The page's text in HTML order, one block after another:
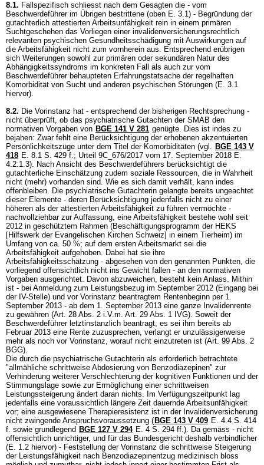
8.1. Fallspezifisch schliesst nach dem Gesagten die - vom
Beschwerdeführer im Übrigen bestrittene (oben E. 3.1) - Begründung der
gutachterlich attestierten Arbeitsunfähigkeit rein in einem primären
Suchtgeschehen das Vorliegen einer invalidenversicherungsrechtlich
relevanten psychischen Gesundheitsschädigung mit Auswirkungen auf
die Arbeitsfähigkeit nicht zum vornherein aus. Entsprechend erübrigen
sich Weiterungen sowohl zur primären oder sekundären Natur des
Abhängigkeitssyndroms im konkreten Fall als auch zur vom
Beschwerdeführer behaupteten Erfahrungstatsache der regelhaften
Komorbidität von Sucht und anderen psychischen Störungen (E. 3.1
hiervor).
8.2. Die Vorinstanz hat - entsprechend der bisherigen Rechtsprechung -
nicht überprüft, ob das psychiatrische Gutachten der SMAB den
normativen Vorgaben von BGE 141 V 281 genügte. Dies ist indes zu
bejahen: Zwar fehlt eine Berücksichtigung der erhobenen akzentuierten
Persönlichkeitszüge unter dem Titel der Komorbiditäten (vgl. BGE 143 V
418 E. 8.1 S. 429 f.; Urteil 9C_676/2017 vom 17. September 2018 E.
4.2.1.3). Nach Ansicht des Beschwerdeführers berücksichtigt die
gutachterliche Einschätzung zudem soziale Ressourcen, die in Wahrheit
nicht (mehr) vorhanden sind. Wie es sich damit verhält, kann indes
offenbleiben. Die psychiatrische Gutachterin gelangte bereits ungeachtet
dieser Elemente - deren Berücksichtigung jedenfalls nicht zu einer
höheren als der attestierten Arbeitsfähigkeit zu führen vermöchte -
nachvollziehbar zur Auffassung, eine Arbeitsfähigkeit bestehe wohl seit
2012 in geschütztem Rahmen (Beschäftigungsprogramm der HEKS
[Hilfswerk der Evangelischen Kirchen Schweiz] in einem Tierheim) im
Umfang von ca. 50 %; auf dem ersten Arbeitsmarkt sei die
Arbeitsfähigkeit aufgehoben. Dabei hat sie ihre
Arbeitsfähigkeitsschätzung - abgesehen von den genannten Punkten, die
vorliegend offensichtlich nicht ins Gewicht fallen - an den normativen
Vorgaben ausgerichtet. Davon abzuweichen, besteht kein Anlass. Mithin
ist - bei Anmeldung zum Leistungsbezug im September 2012 (Eingang bei
der IV-Stelle) und vor Vorinstanz beantragtem Rentenbeginn per 1.
September 2013 - ab dem 1. September 2013 eine ganze Invalidenrente
zu gewähren (Art. 28 Abs. 2 i.V.m. Art. 29 Abs. 1 IVG). Soweit der
Beschwerdeführer letztinstanzlich beantragt, es sei ihm bereits ab
Februar 2013 eine Rente zuzusprechen, verlangt er unzulässigerweise
mehr als noch vor Vorinstanz, worauf nicht einzutreten ist (Art. 99 Abs. 2
BGG).
Die durch die psychiatrische Gutachterin als erforderlich betrachtete
"allmähliche schrittweise Abdosierung von Benzodiazepinen" zur
Verhinderung weiterer Verschlechterung der kognitiven Funktionen und der
Stimmungslage sowie zur Ermöglichung einer schrittweisen
Leistungssteigerung ändert daran nichts. Im Verfügungszeitpunkt lag
jedenfalls eine voraussichtlich längere Zeit dauernde Arbeitsunfähigkeit
vor; eine ausgewiesene Therapieresistenz ist in der Invalidenversicherung
nicht zwingende Anspruchsvoraussetzung ( BGE 143 V 409 E. 4.4 S. 414
f. sowie grundlegend BGE 127 V 294 E. 4 S. 294 ff.). Da gemäss - nicht
offensichtlich unrichtiger, und für das Bundesgericht deshalb verbindlicher
(E. 1.2 hiervor) - Feststellung der Vorinstanz die schrittweise Steigerung
der Leistungsfähigkeit nach Benzodiazepinentzug medizinisch bloss